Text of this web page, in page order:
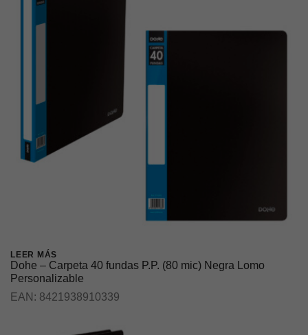
LEER MÁS
Dohe – Carpeta 40 fundas P.P. (80 mic) Negra Lomo
Personalizable
EAN: 8421938910339